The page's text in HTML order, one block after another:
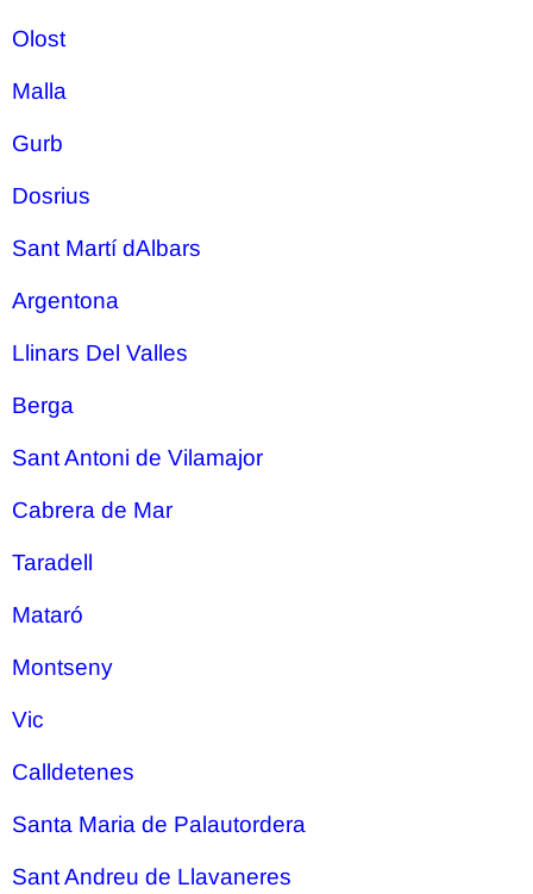
Olost
Malla
Gurb
Dosrius
Sant Martí dAlbars
Argentona
Llinars Del Valles
Berga
Sant Antoni de Vilamajor
Cabrera de Mar
Taradell
Mataró
Montseny
Vic
Calldetenes
Santa Maria de Palautordera
Sant Andreu de Llavaneres